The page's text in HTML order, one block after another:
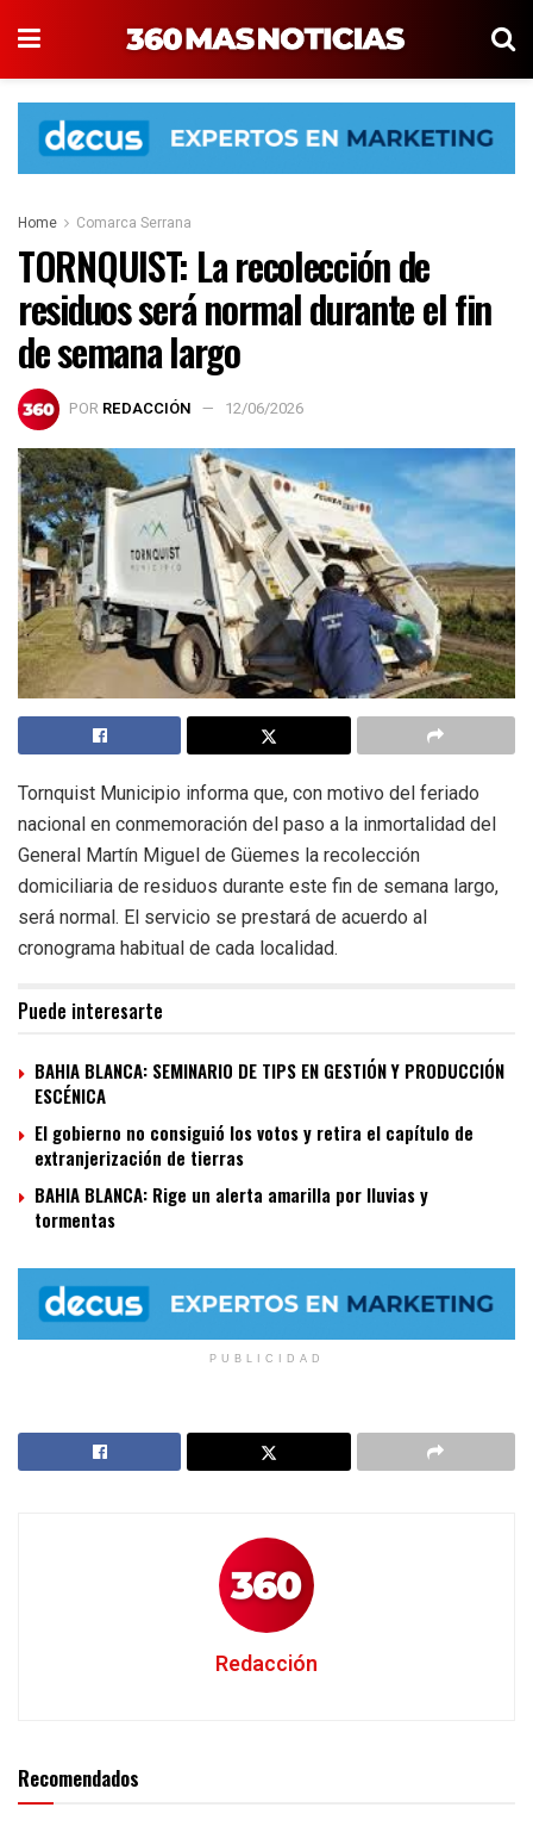
Home Comarca Serrana
TORNQUIST: La recolección de
residuos será normal durante el fin
de semana largo
POR REDACCIÓN 12/06/2026
Tornquist Municipio informa que, con motivo del feriado
nacional en conmemoración del paso a la inmortalidad del
General Martín Miguel de Güemes la recolección
domiciliaria de residuos durante este fin de semana largo,
será normal. El servicio se prestará de acuerdo al
cronograma habitual de cada localidad.
Puede interesarte
BAHIA BLANCA: SEMINARIO DE TIPS EN GESTIÓN Y PRODUCCIÓN
ESCÉNICA
El gobierno no consiguió los votos y retira el capítulo de
extranjerización de tierras
BAHIA BLANCA: Rige un alerta amarilla por lluvias y
tormentas
PUBLICIDAD
Redacción
Recomendados